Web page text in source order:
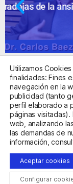
Centro
Aviso Legal
Clínica de la
Utilizamos
finalidades: Fines
navegación en la
publicidad (tanto
perfil elaborado a
páginas
web, analizando
las demandas de
información,
Aceptar cookies
Configurar